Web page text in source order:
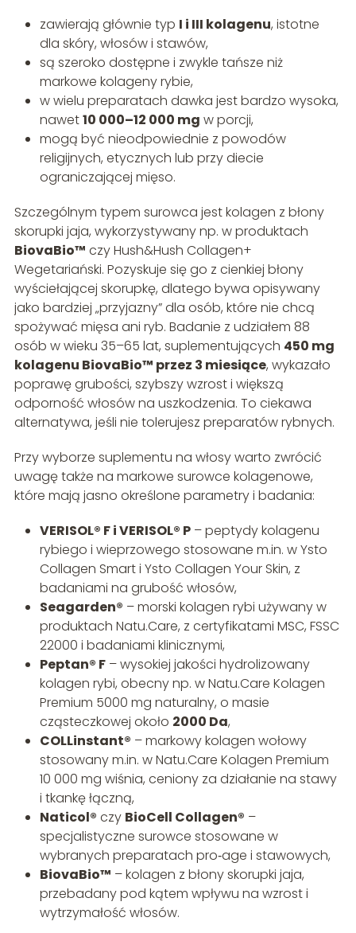
zawierają głównie typ I i III kolagenu, istotne
dla skóry, włosów i stawów,
są szeroko dostępne i zwykle tańsze niż
markowe kolageny rybie,
w wielu preparatach dawka jest bardzo wysoka,
nawet10 000–12 000 mg w porcji,
mogą być nieodpowiednie z powodów
religijnych, etycznych lub przy diecie
ograniczającej mięso.
Szczególnym typem surowca jest kolagen z błony
skorupki jaja, wykorzystywany np. w produktach
BiovaBio™ czy Hush&Hush Collagen+
Wegetariański. Pozyskuje się go z cienkiej błony
wyściełającej skorupkę, dlatego bywa opisywany
jako bardziej „przyjazny” dla osób, które nie chcą
spożywać mięsa ani ryb. Badanie z udziałem 88
osób w wieku 35–65 lat, suplementujących 450 mg
kolagenu BiovaBio™ przez 3 miesiące, wykazało
poprawę grubości, szybszy wzrost i większą
odporność włosów na uszkodzenia. To ciekawa
alternatywa, jeśli nie tolerujesz preparatów rybnych.
Przy wyborze suplementu na włosy warto zwrócić
uwagę także na markowe surowce kolagenowe,
które mają jasno określone parametry i badania:
VERISOL® F i VERISOL® P– peptydy kolagenu
rybiego i wieprzowego stosowane m.in. w Ysto
Collagen Smart i Ysto Collagen Your Skin, z
badaniami na grubość włosów,
Seagarden® – morski kolagen rybi używany w
produktach Natu.Care, z certyfikatami MSC, FSSC
22000 i badaniami klinicznymi,
Peptan® F– wysokiej jakości hydrolizowany
kolagen rybi, obecny np. w Natu.Care Kolagen
Premium 5000 mg naturalny, o masie
cząsteczkowej około 2000 Da,
COLLinstant® – markowy kolagen wołowy
stosowany m.in. w Natu.Care Kolagen Premium
10 000 mg wiśnia, ceniony za działanie na stawy
i tkankę łączną,
Naticol® czy BioCell Collagen® –
specjalistyczne surowce stosowane w
wybranych preparatach pro‑age i stawowych,
BiovaBio™ – kolagen z błony skorupki jaja,
przebadany pod kątem wpływu na wzrost i
wytrzymałość włosów.